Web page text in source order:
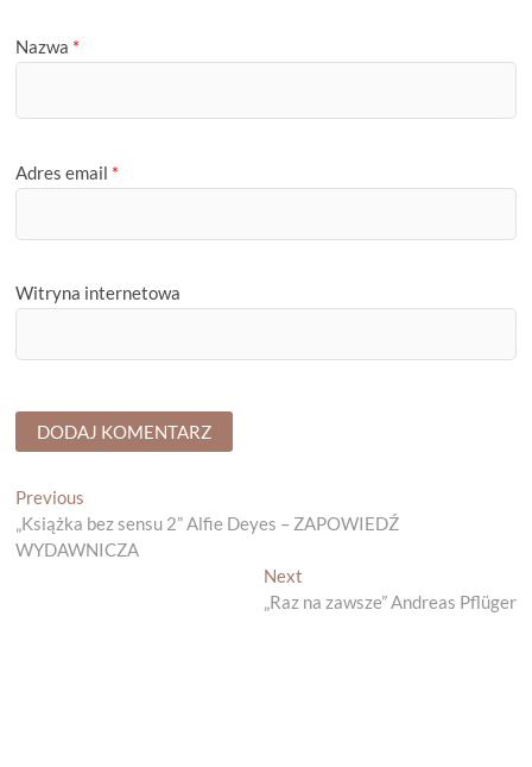
Nazwa *
Adres email *
Witryna internetowa
Nawigacja
wpisu
Previous
post:
„Książka bez sensu 2” Alfie Deyes – ZAPOWIEDŹ
WYDAWNICZA
NextNext
post:
„Raz na zawsze” Andreas Pflüger